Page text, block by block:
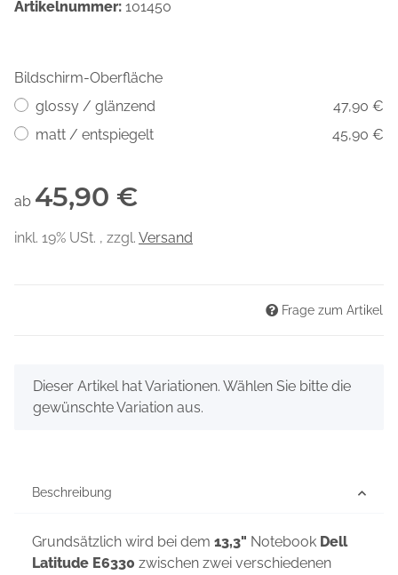
Artikelnummer: 101450
Bildschirm-Oberfläche
glossy / glänzend
47,90 €
matt / entspiegelt
45,90 €
ab 45,90 €
inkl. 19% USt. , zzgl. Versand
Frage zum Artikel
x
Dieser Artikel hat Variationen. Wählen Sie bitte die
gewünschte Variation aus.
Beschreibung
Grundsätzlich wird bei dem 13,3" Notebook Dell
Latitude E6330 zwischen zwei verschiedenen